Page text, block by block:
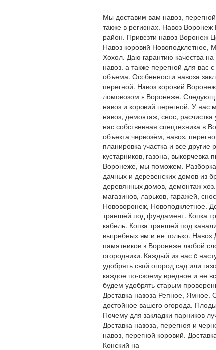
Мы доставим вам навоз,
также в регионах. Навоз
район. Привезти навоз Воронеж
Навоз коровий Новоподклетное,
Хохол. Даю гарантию качества
навоз, а также перегной для вас
объема. Особенности навоза
перегной. Навоз коровий
ломовозом в Воронеже.
навоз и коровий перегной. У нас
навоз, демонтаж, снос,
нас собственная спецтехника в
объекта чернозём, навоз,
планировка участка и все
кустарников, газона,
Воронеже, мы поможем.
дачных и деревенских домов из
деревянных домов, демонтаж
магазинов, ларьков, гаражей,
Нововоронеж, Новоподклетное.
траншей под фундамент. Копка
кабель. Копка траншей под
выгребных ям и не только. Навоз
памятников в Воронеже любой
огородники. Каждый из нас c
удобрять свой огород сад или
каждое по-своему вредное и не
будем удобрять старым
Доставка навоза Репное, Ямное.
достойное вашего огорода.
Почему для закладки парников
Доставка навоза, перегноя и
навоз, перегной коровий.
Конский на